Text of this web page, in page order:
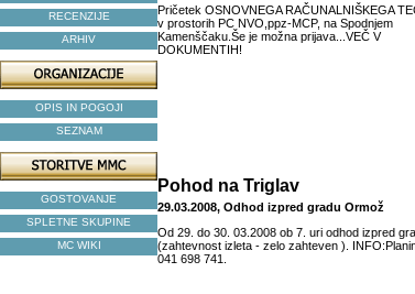
RECENZIJE
ARHIV
OPIS IN POGOJI
SEZNAM
GOSTOVANJE
SPLETNE SKUPINE
MC WIKI
Pričetek OSNOVNEGA RAČUNALNIŠKEGA
v prostorih PC NVO,ppz-MCP, na Spodnjem
Kamenščaku.Še je možna prijava...VEČ V
DOKUMENTIH!
Pohod na Triglav
29.03.2008, Odhod izpred gradu Ormož
Od 29. do 30. 03.2008 ob 7. uri odhod izpred
(zahtevnost izleta - zelo zahteven ).
041 698 741.